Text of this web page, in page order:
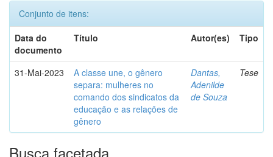
Conjunto de itens:
Data do
documento
Título Autor(es) Tipo
31-Mai-2023
A classe une, o gênero
separa: mulheres no
comando dos sindicatos da
educação e as relações de
gênero
Dantas,
Adenilde
de Souza
Tese
Busca facetada